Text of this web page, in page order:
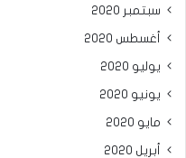
سبتمبر 2020
أغسطس 2020
يوليو 2020
يونيو 2020
مايو 2020
أبريل 2020